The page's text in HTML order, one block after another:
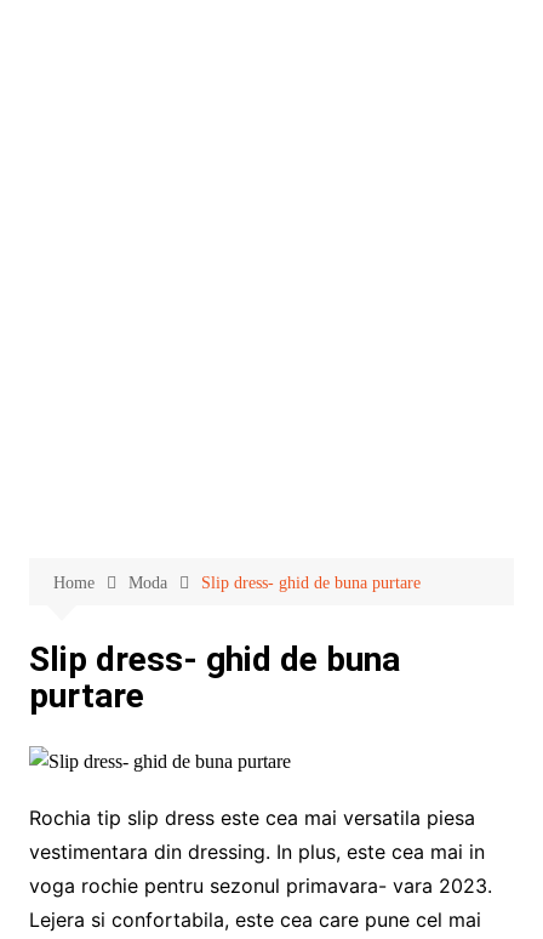
Home Moda Slip dress- ghid de buna purtare
Slip dress- ghid de buna
purtare
Rochia tip slip dress este cea mai versatila piesa
vestimentara din dressing. In plus, este cea mai in
voga rochie pentru sezonul primavara- vara 2023.
Lejera si confortabila, este cea care pune cel mai